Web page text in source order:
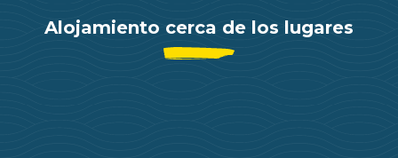
Alojamiento cerca de los lugares